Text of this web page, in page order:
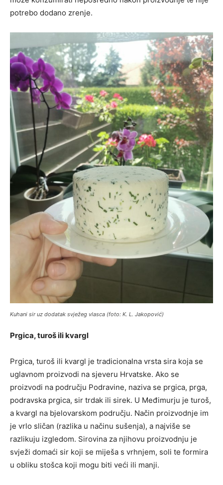
potrebo dodano zrenje.
Kuhani sir uz dodatak svježeg vlasca (foto: K. L. Jakopović)
Prgica, turoš ili kvargl
Prgica, turoš ili kvargl je tradicionalna vrsta sira koja se
uglavnom proizvodi na sjeveru Hrvatske. Ako se
proizvodi na području Podravine, naziva se prgica, prga,
podravska prgica, sir trdak ili sirek. U Međimurju je turoš,
a kvargl na bjelovarskom području. Način proizvodnje im
je vrlo sličan (razlika u načinu sušenja), a najviše se
razlikuju izgledom. Sirovina za njihovu proizvodnju je
svježi domaći sir koji se miješa s vrhnjem, soli te formira
u obliku stošca koji mogu biti veći ili manji.